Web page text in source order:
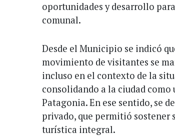
oportunidades y desarrollo
comunal.
Desde el Municipio se indicó
movimiento de visitantes se
incluso en el contexto de la
consolidando a la ciudad como
Patagonia. En ese sentido, se
privado, que permitió sostener
turística integral.